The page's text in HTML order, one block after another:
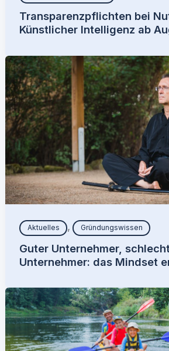
Transparenzpflichten bei
Künstlicher Intelligenz ab
Aktuelles , Gründungswissen
Guter Unternehmer,
Unternehmer: das Mindset